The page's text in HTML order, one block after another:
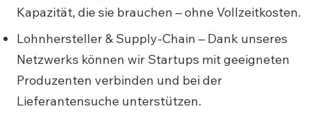
Kapazität, die sie brauchen – ohne Vollzeitkosten.
Lohnhersteller & Supply-Chain – Dank unseres
Netzwerks können wir Startups mit geeigneten
Produzenten verbinden und bei der
Lieferantensuche unterstützen.